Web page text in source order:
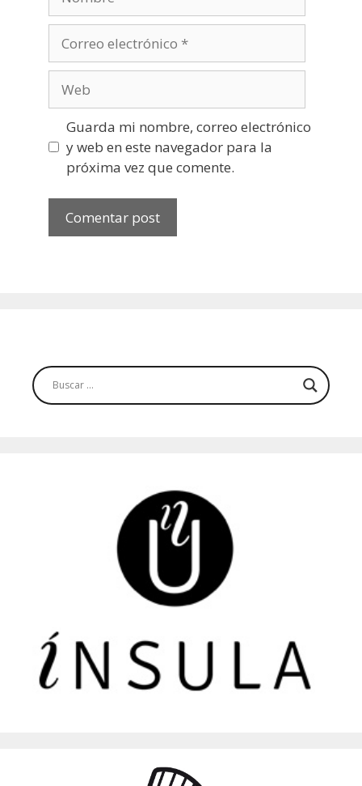
electrónico
Guarda mi nombre, correo electrónico
y web en este navegador para la
próxima vez que comente.